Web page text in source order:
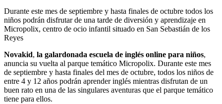
Durante este mes de septiembre y hasta finales de octubre todos los
niños podrán disfrutar de una tarde de diversión y aprendizaje en
Micropolix, centro de ocio infantil situado en San Sebastián de los
Reyes
Novakid, la galardonada escuela de inglés online para niños,
anuncia su vuelta al parque temático Micropolix. Durante este mes
de septiembre y hasta finales del mes de octubre, todos los niños de
entre 4 y 12 años podrán aprender inglés mientras disfrutan de un
buen rato en una de las singulares aventuras que el parque temático
tiene para ellos.